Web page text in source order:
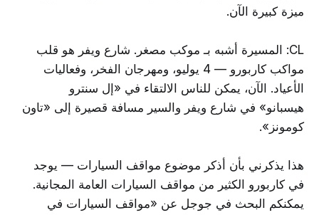
ميزة كبيرة الآن.
CL: المسيرة أشبه بـ موكب مصغر. شارع ويفر هو قلب
مواكب كاربورو — 4 يوليو، ومهرجان الفخر، وفعاليات
الأعياد. الآن، يمكن للناس الالتقاء في «إل سنترو
هيسبانو» في شارع ويفر والسير مسافة قصيرة إلى «تاون
كومونز».
هذا يذكرني بأن أذكر موضوع مواقف السيارات — يوجد
في كاربورو الكثير من مواقف السيارات العامة المجانية.
يمكنكم البحث في جوجل عن «مواقف السيارات في